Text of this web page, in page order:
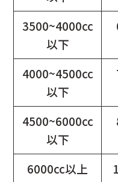
3500~4000cc
以下
4000~4500cc
以下
4500~6000cc
以下
6000cc以上